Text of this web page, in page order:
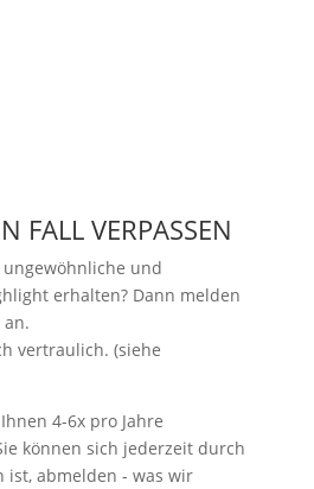
FALL VERPASSEN
und
erhalten? Dann melden
vertraulich. (siehe
4-6x pro Jahre
können sich jederzeit durch
abmelden - was wir